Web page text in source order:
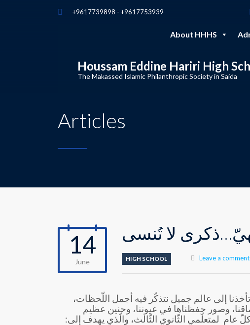
+9617739898 - +9617753939
About HHHS
Houssam Eddine Hariri High
The Makassed Islamic Philanthropic Society in Saida
Articles
14
June
لا تُنسى
HIGH SCHOOL Leave a comment
تأخذنا إلى عالم جميل نتذكّر فيه أجمل اللّحظات،
وصور حفظناها في عيوننا، وحنين عظيم
عام لمتعلّمي الثّانوي الثّالث، والّذي يهدف إلى: